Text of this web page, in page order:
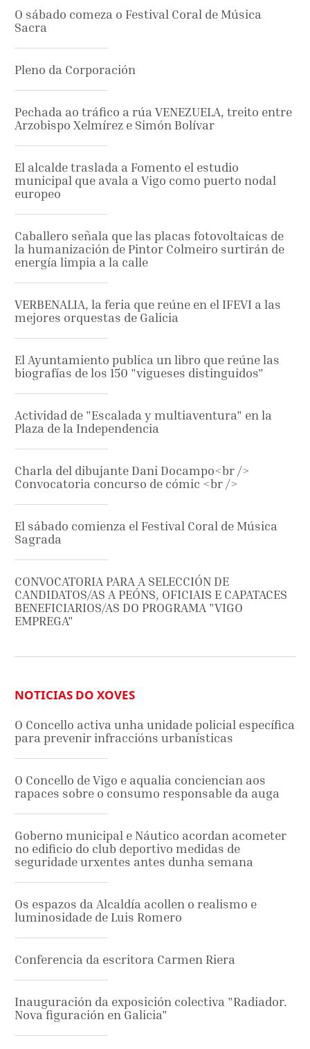
O sábado comeza o Festival Coral de Música
Sacra
Pleno da Corporación
Pechada ao tráfico a rúa VENEZUELA, treito entre
Arzobispo Xelmírez e Simón Bolívar
El alcalde traslada a Fomento el estudio
municipal que avala a Vigo como puerto nodal
europeo
Caballero señala que las placas fotovoltaicas de
la humanización de Pintor Colmeiro surtirán de
energía limpia a la calle
VERBENALIA, la feria que reúne en el IFEVI a las
mejores orquestas de Galicia
El Ayuntamiento publica un libro que reúne las
biografías de los 150 "vigueses distinguidos"
Actividad de "Escalada y multiaventura" en la
Plaza de la Independencia
Charla del dibujante Dani Docampo<br />
Convocatoria concurso de cómic <br />
El sábado comienza el Festival Coral de Música
Sagrada
CONVOCATORIA PARA A SELECCIÓN DE
CANDIDATOS/AS A PEÓNS, OFICIAIS E CAPATACES
BENEFICIARIOS/AS DO PROGRAMA "VIGO
EMPREGA"
NOTICIAS DO XOVES
O Concello activa unha unidade policial específica
para prevenir infraccións urbanísticas
O Concello de Vigo e aqualia conciencian aos
rapaces sobre o consumo responsable da auga
Goberno municipal e Náutico acordan acometer
no edificio do club deportivo medidas de
seguridade urxentes antes dunha semana
Os espazos da Alcaldía acollen o realismo e
luminosidade de Luis Romero
Conferencia da escritora Carmen Riera
Inauguración da exposición colectiva "Radiador.
Nova figuración en Galicia"